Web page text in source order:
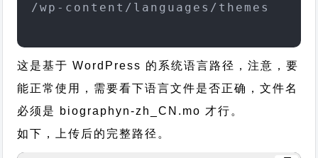
/wp-content/languages/themes
这是基于 WordPress 的系统语言路径，注意，要
能正常使用，需要看下语言文件是否正确，文件名
必须是 biographyn-zh_CN.mo 才行。
如下，上传后的完整路径。